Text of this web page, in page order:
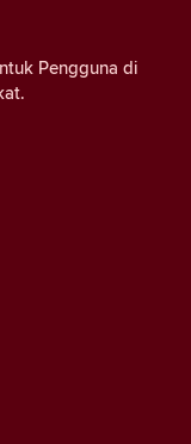
Pengguna di